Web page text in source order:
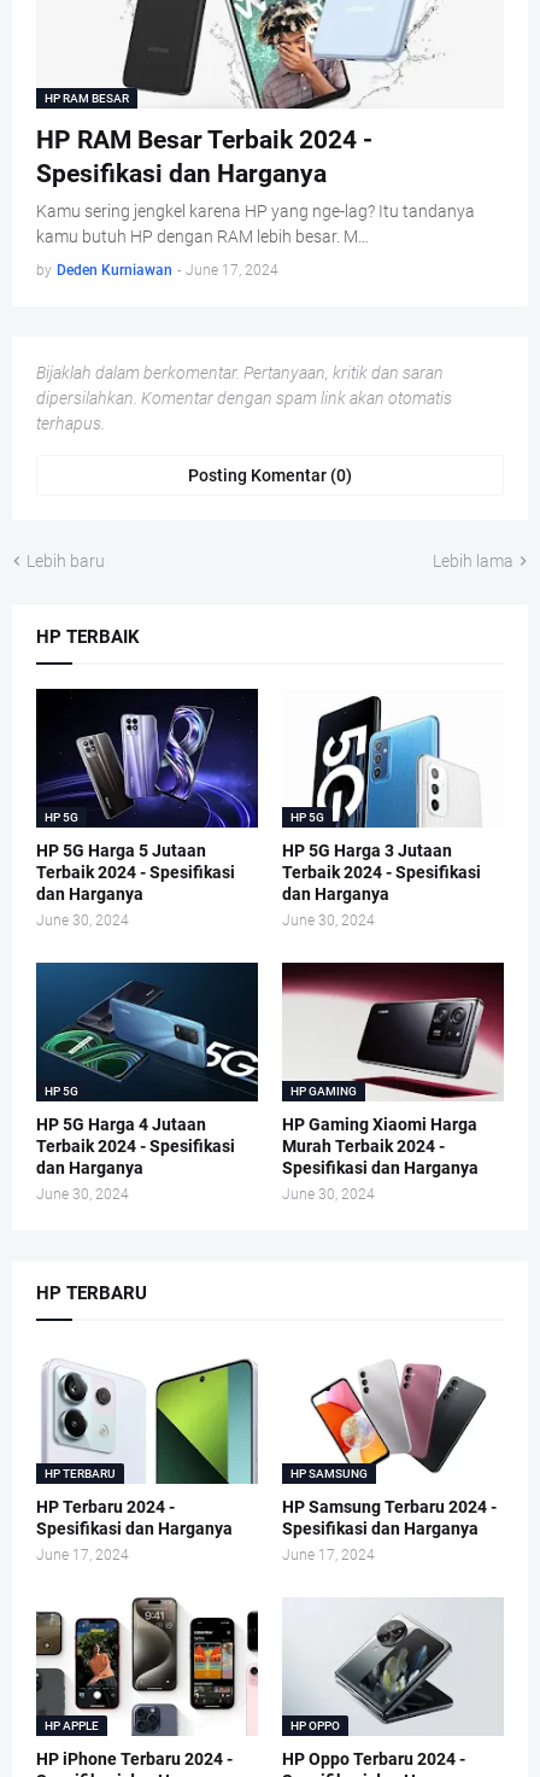
HP RAM BESAR
HP RAM Besar Terbaik 2024 -
Spesifikasi dan Harganya
Kamu sering jengkel karena HP yang nge-lag? Itu tandanya
kamu butuh HP dengan RAM lebih besar. M…
by Deden Kurniawan - June 17, 2024
Bijaklah dalam berkomentar. Pertanyaan, kritik dan saran
dipersilahkan. Komentar dengan spam link akan otomatis
terhapus.
Posting Komentar (0)
Lebih baru Lebih lama
HP TERBAIK
HP 5G
HP 5G Harga 5 Jutaan
Terbaik 2024 - Spesifikasi
dan Harganya
June 30, 2024
HP 5G
HP 5G Harga 3 Jutaan
Terbaik 2024 - Spesifikasi
dan Harganya
June 30, 2024
HP 5G
HP 5G Harga 4 Jutaan
Terbaik 2024 - Spesifikasi
dan Harganya
June 30, 2024
HP GAMING
HP Gaming Xiaomi Harga
Murah Terbaik 2024 -
Spesifikasi dan Harganya
June 30, 2024
HP TERBARU
HP TERBARU
HP Terbaru 2024 -
Spesifikasi dan Harganya
June 17, 2024
HP SAMSUNG
HP Samsung Terbaru 2024 -
Spesifikasi dan Harganya
June 17, 2024
HP APPLE
HP iPhone Terbaru 2024 -
HP OPPO
HP Oppo Terbaru 2024 -